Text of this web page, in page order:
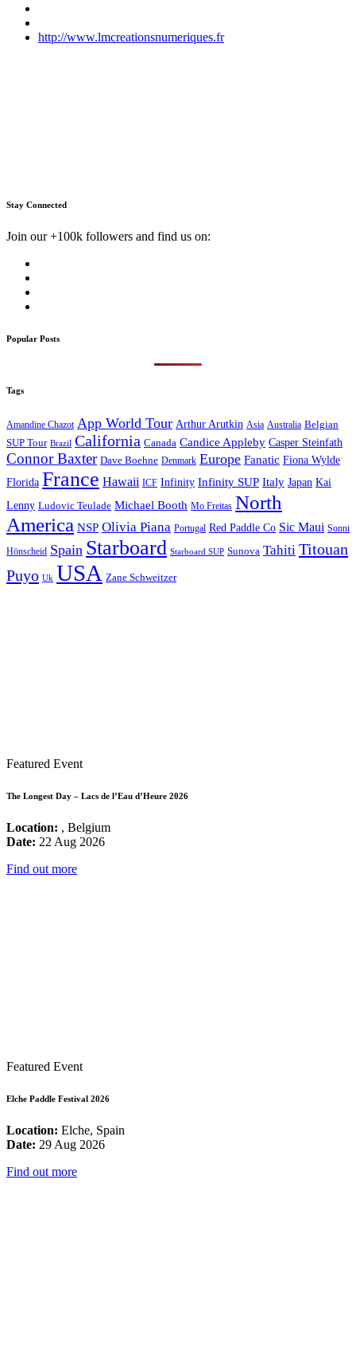
http://www.lmcreationsnumeriques.fr
Stay Connected
Join our +100k followers and find us on:
Popular Posts
Tags
Amandine Chazot App World Tour Arthur Arutkin Asia Australia Belgian
SUP Tour Brazil California Canada Candice Appleby Casper Steinfath
Connor Baxter Dave Boehne Denmark Europe Fanatic Fiona Wylde
Florida France Hawaii ICF Infinity Infinity SUP Italy Japan Kai
Lenny Ludovic Teulade Michael Booth Mo Freitas North
America NSP Olivia Piana Portugal Red Paddle Co Sic Maui Sonni
Hönscheid Spain Starboard Starboard SUP Sunova Tahiti Titouan
Puyo Uk USA Zane Schweitzer
Featured Event
The Longest Day – Lacs de l’Eau d’Heure 2026
Location: , Belgium
Date: 22 Aug 2026
Find out more
Featured Event
Elche Paddle Festival 2026
Location: Elche, Spain
Date: 29 Aug 2026
Find out more